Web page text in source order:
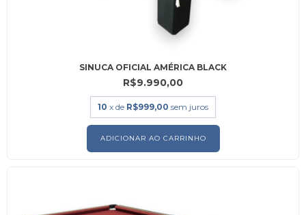
SINUCA OFICIAL AMÉRICA BLACK
R$9.990,00
10 x de R$999,00 sem juros
ADICIONAR AO CARRINHO